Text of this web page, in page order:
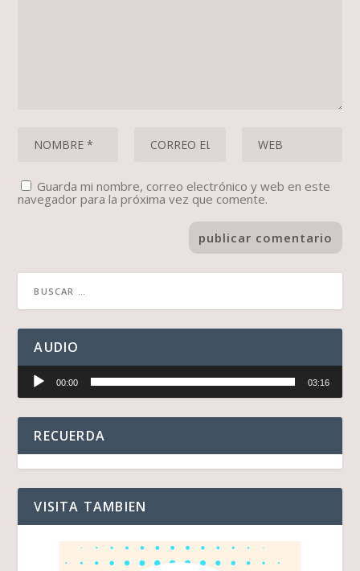
Guarda mi nombre, correo electrónico y web en este
navegador para la próxima vez que comente.
AUDIO
audio
00:00 03:16
RECUERDA
VISITA TAMBIEN